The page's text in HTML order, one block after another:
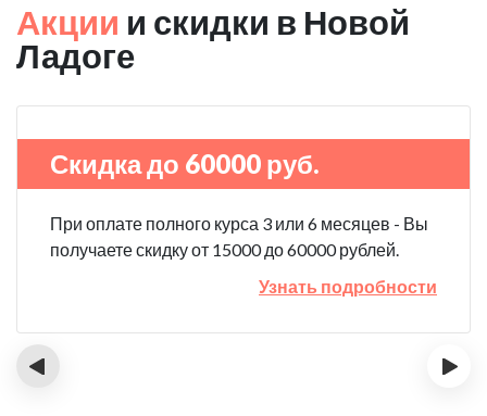
Акции и скидки в Новой
Ладоге
Скидка до 60000 руб.
При оплате полного курса 3 или 6 месяцев - Вы
получаете скидку от 15000 до 60000 рублей.
Узнать подробности
‹ ›